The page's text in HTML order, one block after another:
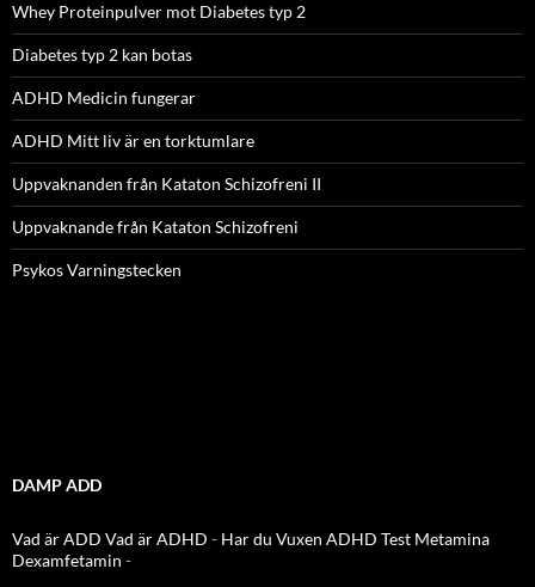
Whey Proteinpulver mot Diabetes typ 2
Diabetes typ 2 kan botas
ADHD Medicin fungerar
ADHD Mitt liv är en torktumlare
Uppvaknanden från Kataton Schizofreni II
Uppvaknande från Kataton Schizofreni
Psykos Varningstecken
DAMP ADD
Vad är ADD Vad är ADHD - Har du Vuxen ADHD Test Metamina
Dexamfetamin -